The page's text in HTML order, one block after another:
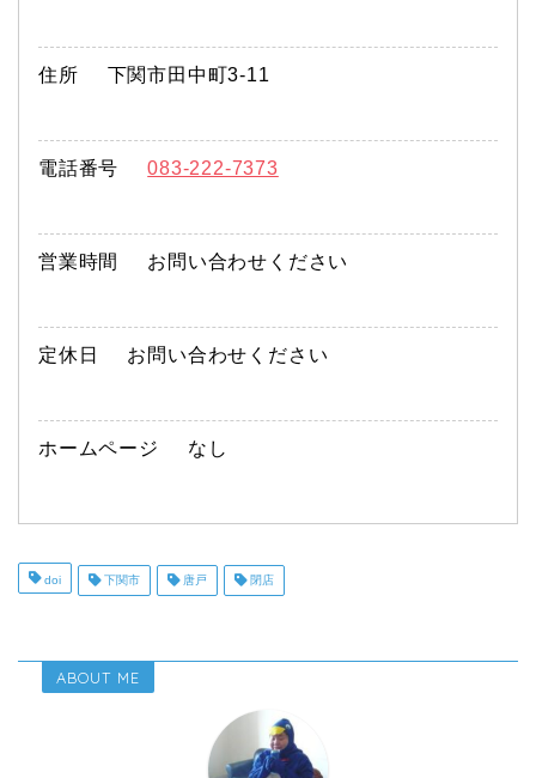
住所 下関市田中町3-11
電話番号 083-222-7373
営業時間 お問い合わせください
定休日 お問い合わせください
ホームページ なし
doi 下関市 唐戸 閉店
ABOUT ME